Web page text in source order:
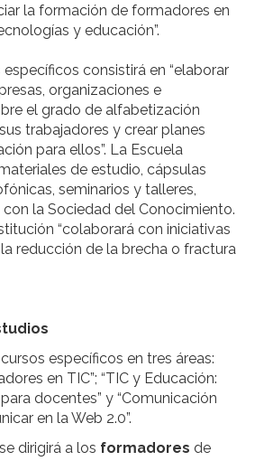
la formación de formadores en
y educación”.
consistirá en “elaborar
organizaciones e
el grado de alfabetización
trabajadores y crear planes
para ellos”. La Escuela
de estudio, cápsulas
seminarios y talleres,
la Sociedad del Conocimiento.
“colaborará con iniciativas
reducción de la brecha o fractura
específicos en tres áreas:
en TIC”; “TIC y Educación:
docentes” y “Comunicación
en la Web 2.0”.
dirigirá a los formadores de